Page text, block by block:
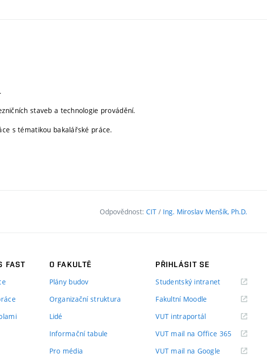
staveb a technologie provádění.
s tématikou bakalářské práce.
Odpovědnost: CIT / Ing. Miroslav Menšík, Ph.D.
FAST
O FAKULTĚ
Plány budov
Organizační struktura
Lidé
Informační tabule
Pro média
PŘIHLÁSIT SE
Studentský intranet(externí
Fakultní Moodle
VUT intraportál(externí
VUT mail na Office 365 (externí
odkaz)
VUT mail na Google (externí